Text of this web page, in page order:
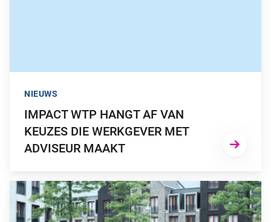
IMPACT WTP HANGT AF VAN
KEUZES DIE WERKGEVER MET
ADVISEUR MAAKT
NIEUWS
GA NAAR “KEUZEHULP NABESTAANDENPENSIOEN